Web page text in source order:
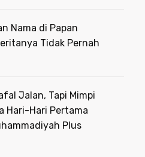
Nama di Papan
Tidak Pernah
Jalan, Tapi Mimpi
Hari-Hari Pertama
Plus